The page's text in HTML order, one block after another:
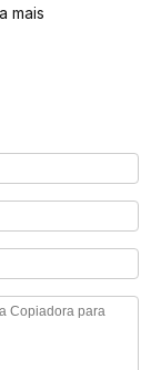
mais